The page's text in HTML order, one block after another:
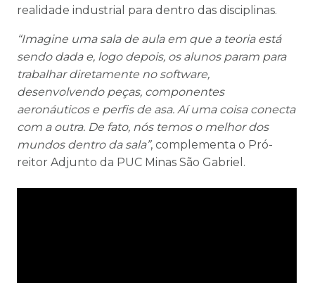
realidade industrial para dentro das disciplinas.
“Imagine uma sala de aula em que a teoria está
sendo dada e, logo depois, os alunos param para
trabalhar diretamente no software,
desenvolvendo peças, componentes
aeronáuticos e perfis de asa. Aí uma coisa conecta
com a outra. De fato, nós temos o melhor dos
mundos dentro da sala”, complementa o Pró-
reitor Adjunto da PUC Minas São Gabriel.